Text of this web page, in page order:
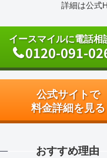
詳細は公式
イースマイルに電話相
0120-091-
公式サイトで
料金詳細を見る
おすすめ理由